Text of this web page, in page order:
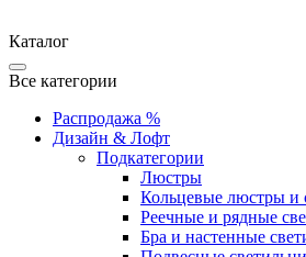
Каталог
Все категории
Распродажа %
Дизайн & Лофт
Подкатегории
Люстры
Кольцевые люстры и
Реечные и рядные
Бра и настенные